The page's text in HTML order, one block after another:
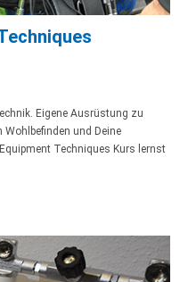
Eigene Ausrüstung zu
und Deine
Techniques Kurs lernst